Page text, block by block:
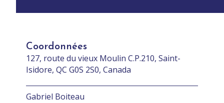
Coordonnées
127, route du vieux Moulin C.P.210, Saint-
Isidore, QC G0S 2S0, Canada
Gabriel Boiteau